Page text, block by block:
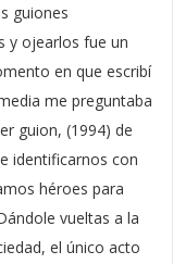
guiones
y ojearlos fue un
en que escribí
me preguntaba
guion, (1994) de
identificarnos con
héroes para
vueltas a la
el único acto